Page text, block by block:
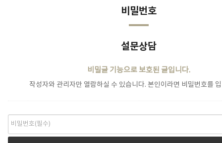
비밀번호
설문상담
비밀글 기능으로 보호된 글입니다.
작성자와 관리자만 열람하실 수 있습니다. 본인이라면 비밀번호를